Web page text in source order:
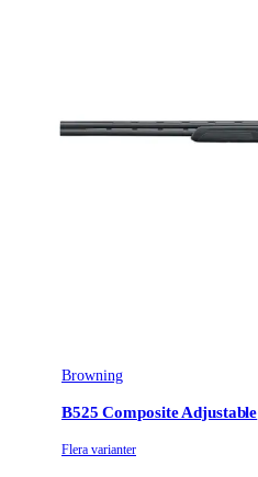
Browning
B525 Composite Adjustable
Flera varianter